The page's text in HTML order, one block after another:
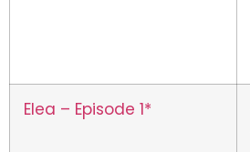
Elea – Episode 1*